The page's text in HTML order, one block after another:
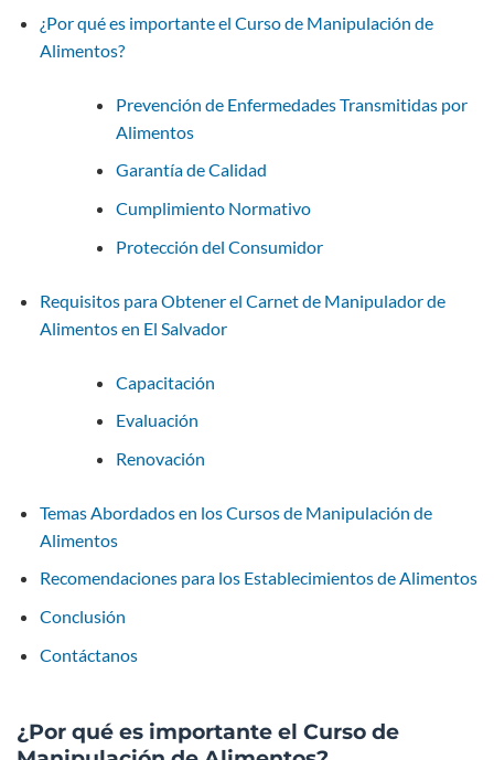
¿Por qué es importante el Curso de Manipulación de
Alimentos?
Prevención de Enfermedades Transmitidas por
Alimentos
Garantía de Calidad
Cumplimiento Normativo
Protección del Consumidor
Requisitos para Obtener el Carnet de Manipulador de
Alimentos en El Salvador
Capacitación
Evaluación
Renovación
Temas Abordados en los Cursos de Manipulación de
Alimentos
Recomendaciones para los Establecimientos de Alimentos
Conclusión
Contáctanos
¿Por qué es importante el Curso de